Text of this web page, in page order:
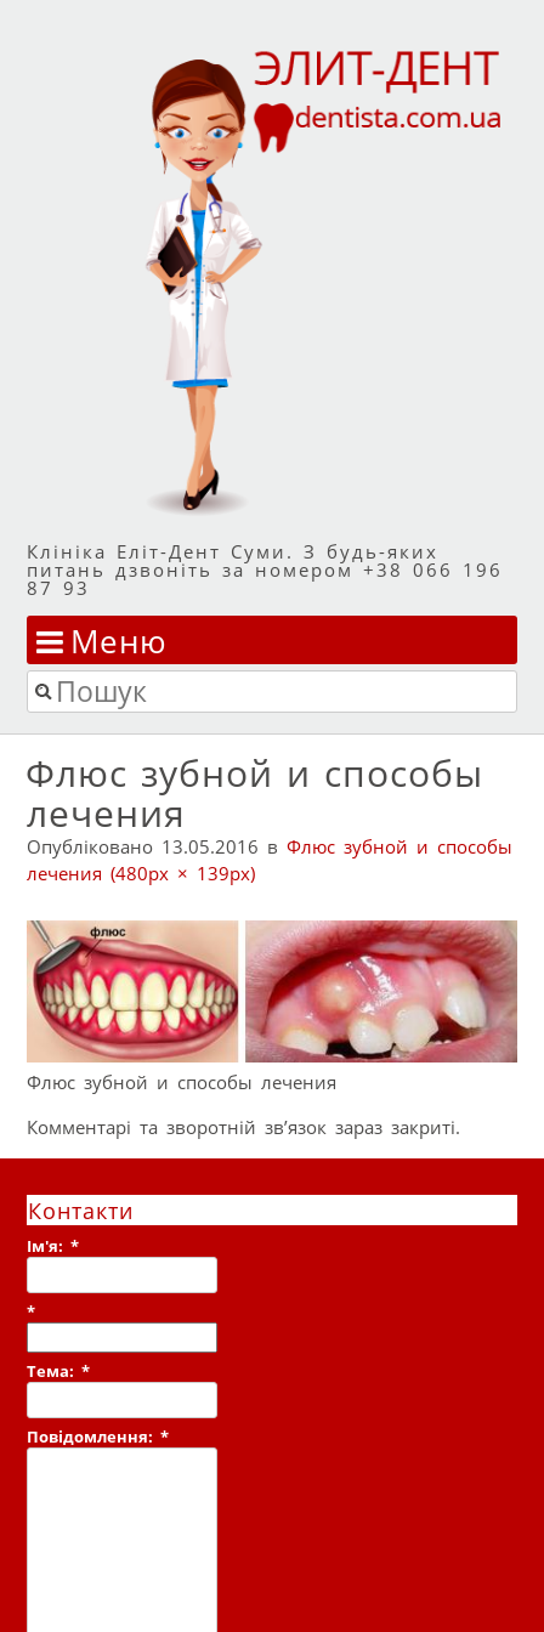
Клініка Еліт-Дент Суми. З будь-яких
питань дзвоніть за номером +38 066 196
87 93
Меню
Перейти до змісту
Пошук
Флюс зубной и способы
лечения
Опубліковано 13.05.2016 вФлюс зубной и способы
лечения (480px × 139px)
Флюс зубной и способы лечения
Комментарі та зворотній зв’язок зараз закриті.
Контакти
Ім'я:*
*
Тема:*
Повідомлення:*